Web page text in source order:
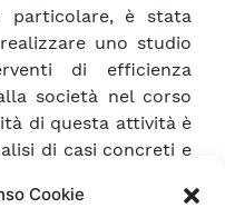
Cookie
particolare, è stata
uno studio
di efficienza
società nel corso
di questa attività è
di casi concreti e
interventi di
RSE è anche